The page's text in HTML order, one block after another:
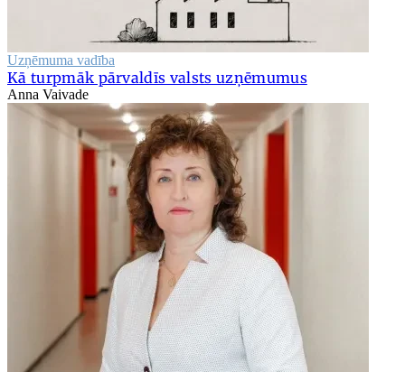
Uzņēmuma vadība
Kā turpmāk pārvaldīs valsts uzņēmumus
Anna Vaivade